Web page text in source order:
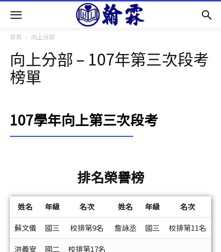
首頁 向上分部
向上分部 – 107年第三次段考
榜單
107學年向上第三次段考
排名榮譽榜
姓名 年級 名次 姓名 年級 名次
蘇文儀 國三 校排第9名 詹詠丞 國三 校排第11名
洪義安 國二 校排第17名